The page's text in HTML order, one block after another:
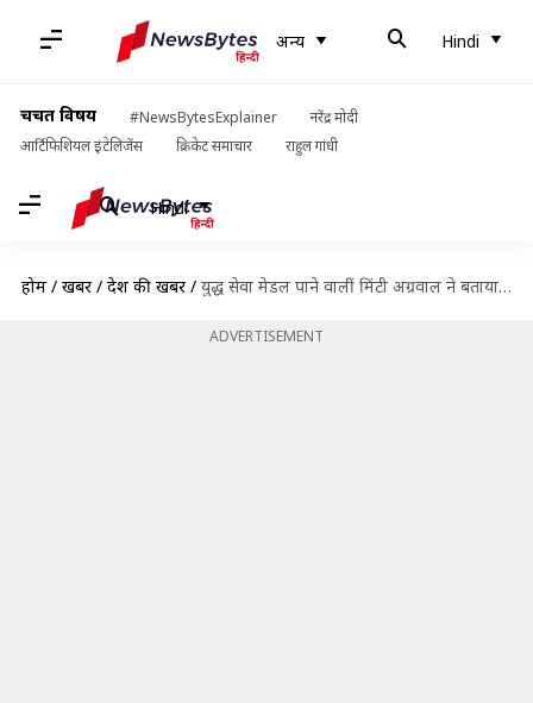
अन्य Hindi
चर्चित विषय #NewsBytesExplainer
नरेंद्र मोदी
आर्टिफिशियल इंटेलिजेंस
क्रिकेट समाचार राहुल गांधी
Hindi
होम / खबरें / देश की खबरें / युद्ध सेवा मेडल पाने वालीं मिंटी अग्रवाल ने बताया- कैसे अभिनंदन ने गिराया था पाकिस्तानी विमान
ADVERTISEMENT